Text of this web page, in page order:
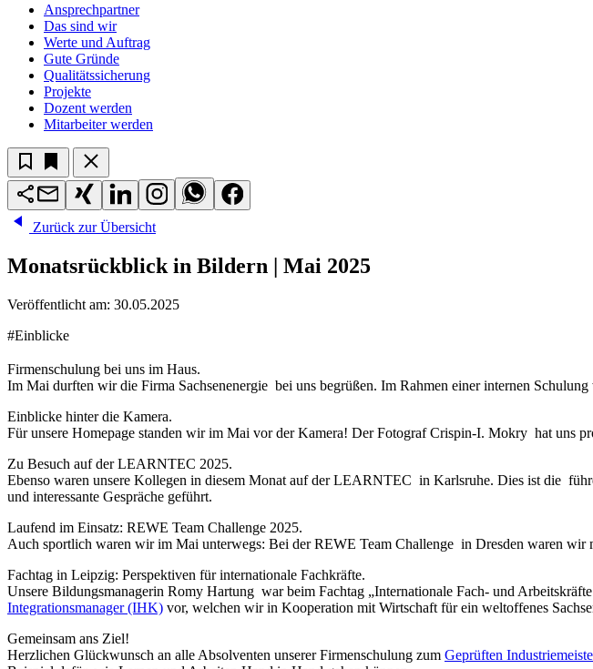
Ansprechpartner
Das sind wir
Werte und Auftrag
Gute Gründe
Qualitätssicherung
Projekte
Dozent werden
Mitarbeiter werden
Zurück zur Übersicht
Monatsrückblick in Bildern | Mai 2025
Veröffentlicht am: 30.05.2025
#Einblicke
Firmenschulung bei uns im Haus.
Im Mai durften wir die Firma Sachsenenergie bei uns begrüßen. Im Rahmen einer internen Schulung
Einblicke hinter die Kamera.
Für unsere Homepage standen wir im Mai vor der Kamera! Der Fotograf Crispin-I. Mokry hat uns
Zu Besuch auf der LEARNTEC 2025.
Ebenso waren unsere Kollegen in diesem Monat auf der LEARNTEC in Karlsruhe. Dies ist die
und interessante Gespräche geführt.
Laufend im Einsatz: REWE Team Challenge 2025.
Auch sportlich waren wir im Mai unterwegs: Bei der REWE Team Challenge in Dresden waren wir
Fachtag in Leipzig: Perspektiven für internationale Fachkräfte.
Unsere Bildungsmanagerin Romy Hartung war beim Fachtag „Internationale Fach- und
Integrationsmanager (IHK) vor, welchen wir in Kooperation mit Wirtschaft für ein weltoffenes
Gemeinsam ans Ziel!
Herzlichen Glückwunsch an alle Absolventen unserer Firmenschulung zum Geprüften